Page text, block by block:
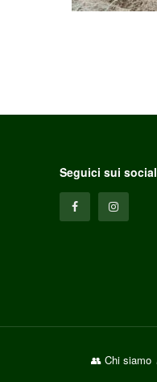
Seguici sui social
👥 Chi siamo